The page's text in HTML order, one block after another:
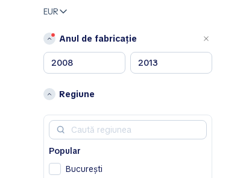
Aixam
Aston Martin
C
Chevrolet
Chrysler
Citroen
Cupra
EUR
Anul de fabricație
Regiune
Popular
București